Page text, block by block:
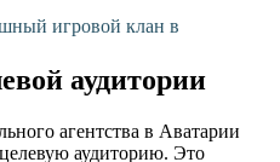
игровой клан в
аудитории
агентства в Аватарии
аудиторию. Это